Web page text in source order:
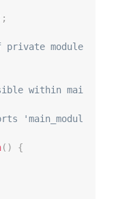
;
module
within mai
'main_modul
( )
{